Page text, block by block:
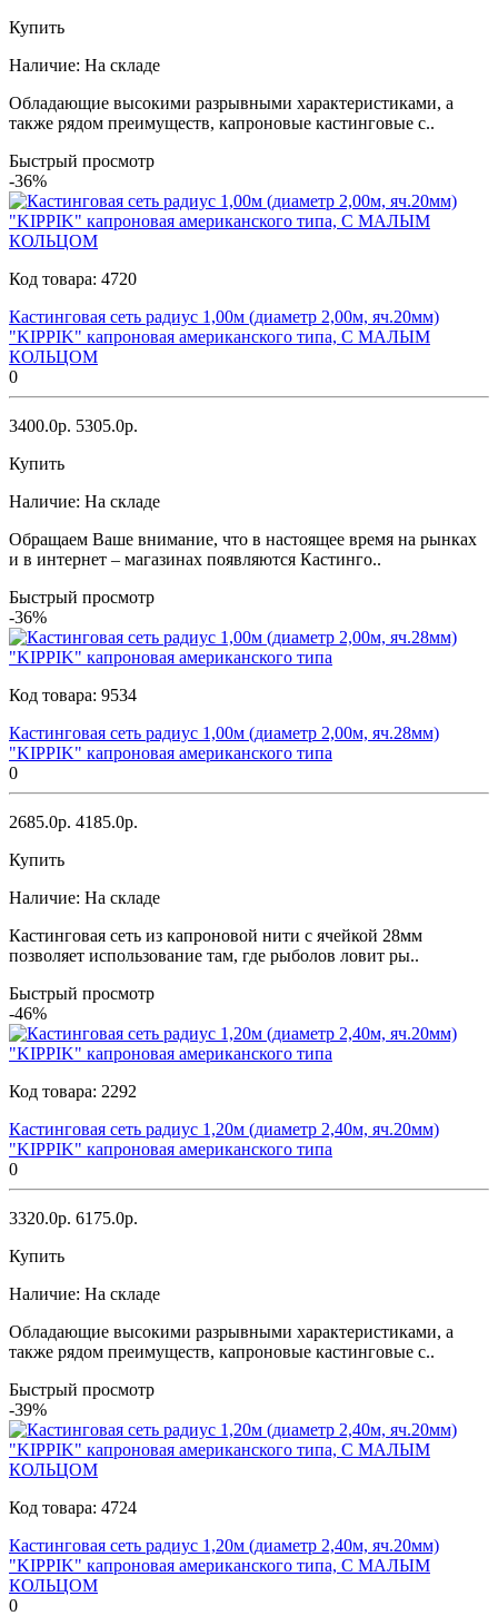
Купить
Наличие: На складе
Обладающие высокими разрывными характеристиками, а
также рядом преимуществ, капроновые кастинговые с..
Быстрый просмотр
-36%
Код товара: 4720
Кастинговая сеть радиус 1,00м (диаметр 2,00м, яч.20мм)
"KIPPIK" капроновая американского типа, С МАЛЫМ
КОЛЬЦОМ
0
3400.0р. 5305.0р.
Купить
Наличие: На складе
Обращаем Ваше внимание, что в настоящее время на рынках
и в интернет – магазинах появляются Кастинго..
Быстрый просмотр
-36%
Код товара: 9534
Кастинговая сеть радиус 1,00м (диаметр 2,00м, яч.28мм)
"KIPPIK" капроновая американского типа
0
2685.0р. 4185.0р.
Купить
Наличие: На складе
Кастинговая сеть из капроновой нити с ячейкой 28мм
позволяет использование там, где рыболов ловит ры..
Быстрый просмотр
-46%
Код товара: 2292
Кастинговая сеть радиус 1,20м (диаметр 2,40м, яч.20мм)
"KIPPIK" капроновая американского типа
0
3320.0р. 6175.0р.
Купить
Наличие: На складе
Обладающие высокими разрывными характеристиками, а
также рядом преимуществ, капроновые кастинговые с..
Быстрый просмотр
-39%
Код товара: 4724
Кастинговая сеть радиус 1,20м (диаметр 2,40м, яч.20мм)
"KIPPIK" капроновая американского типа, С МАЛЫМ
КОЛЬЦОМ
0